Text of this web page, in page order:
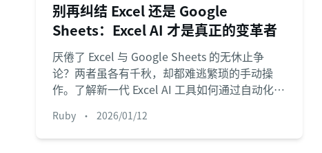
别再纠结 Excel 还是 Google
Sheets：Excel AI 才是真正的变革者
厌倦了 Excel 与 Google Sheets 的无休止争
论？两者虽各有千秋，却都难逃繁琐的手动操
作。了解新一代 Excel AI 工具如何通过自动化处
Ruby • 2026/01/12